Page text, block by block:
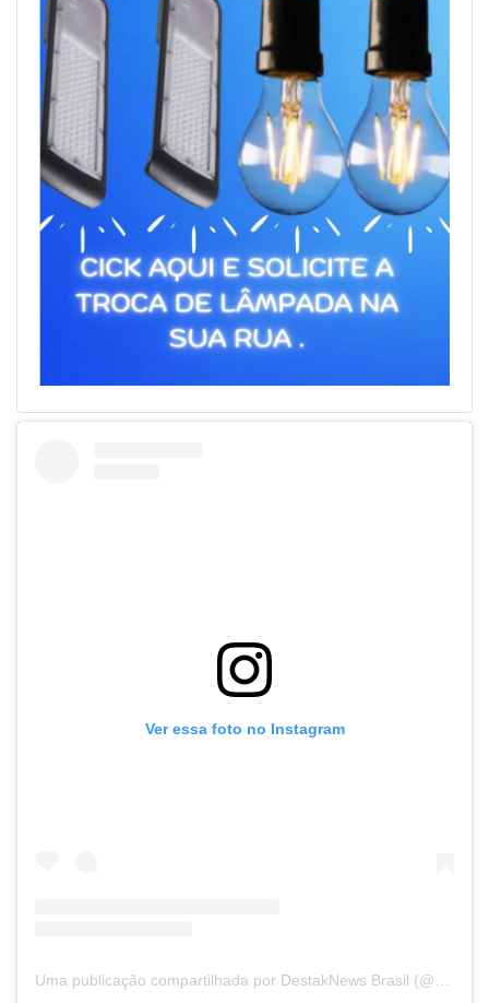
Ver essa foto no Instagram
Uma publicação compartilhada por DestakNews Brasil (@destaknewsbrasiloficial)